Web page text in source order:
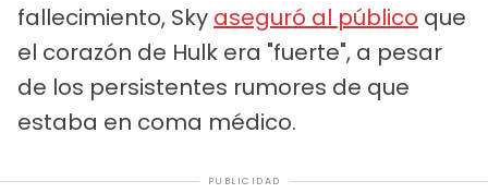
fallecimiento, Sky aseguró al público que
el corazón de Hulk era "fuerte", a pesar
de los persistentes rumores de que
estaba en coma médico.
PUBLICIDAD